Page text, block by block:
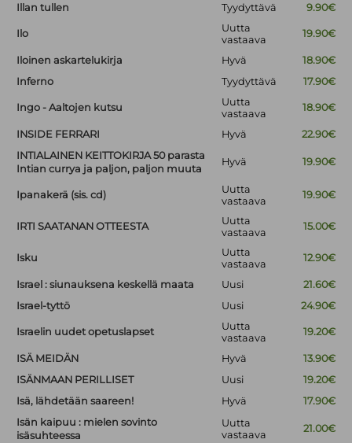
Illan tullen
Tyydyttävä 9.90€
Ilo
Uutta
vastaava
19.90€
Iloinen askartelukirja Hyvä
18.90€
Inferno
Tyydyttävä 17.90€
Ingo - Aaltojen kutsu
Uutta
vastaava
18.90€
INSIDE FERRARI Hyvä
22.90€
INTIALAINEN KEITTOKIRJA 50 parasta
Intian currya ja paljon, paljon muuta
Hyvä 19.90€
Ipanakerä (sis. cd)
Uutta
vastaava
19.90€
IRTI SAATANAN OTTEESTA
Uutta
vastaava
15.00€
Isku
Uutta
vastaava
12.90€
Israel : siunauksena keskellä maata Uusi
21.60€
Israel-tyttö
Uusi 24.90€
Israelin uudet opetuslapset
Uutta
vastaava
19.20€
ISÄ MEIDÄN Hyvä
13.90€
ISÄNMAAN PERILLISET
Uusi
19.20€
Isä, lähdetään saareen!
Hyvä
17.90€
Isän kaipuu : mielen sovinto
isäsuhteessa
Uutta
vastaava
21.00€